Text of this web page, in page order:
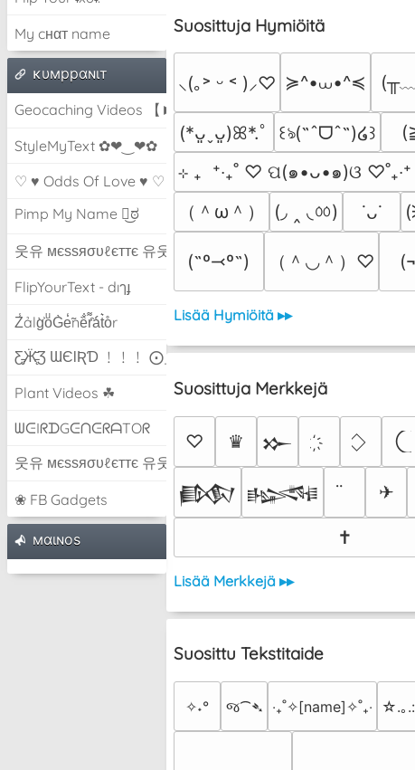
My cнαт name
ĸυмppαɴιт
Geocaching Videos 【►】
StyleMyText ✿❤‿❤✿
♡ ♥ Odds Of Love ♥ ♡
Pimp My Name ಠ͜ಠ
웃유 мєѕѕяσυℓєттє 유웃
FlipYourText - dıๅɟ
Z̾ảlg̀͐oͧG̀e̒̃nȅ̐r͌̑á͑t͛o̊r
Ƹ̵̡Ӝ̵̨̄Ʒ ƜЄƖƦƊ ﹗﹗﹗ ⨀_⨀
Plant Videos ☘
ᗯᕮIᖇᗪGᕮᑎᕮᖇᗩTOᖇ
웃유 мєѕѕяσυℓєттє 유웃
❀ FB Gadgets
мαιɴoѕ
Suosittuja Hymiöitä
⸜(｡˃ ᵕ ˂ )⸝♡ ≽^•⩊•^≼
(*ᴗ͈ˬᴗ͈)ꕤ*.ﾟ ꒰ঌ(˶ˆᗜˆ˵)໒꒱
⊹ ₊  ⁺‧₊˚ ♡ ପ(๑•ᴗ•๑)ଓ ♡˚₊‧⁺
（＾ω＾）
(◞ ‸ ◟ㆀ) ˙ᴗ˙
(˶º⤙º˶) （＾◡＾）♡
Lisää Hymiöitä ▸▸
Suosittuja Merkkejä
♡ ♛ 𒁍
𒁃 𒈙 ✈
✝
Lisää Merkkejä ▸▸
Suosittu Tekstitaide
✧˖° જ⁀➴ ‎‧₊˚✧[name]✧˚₊‧ ☆.｡